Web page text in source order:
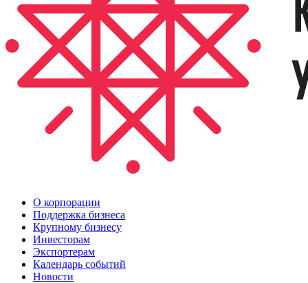
О корпорации
Поддержка бизнеса
Крупному бизнесу
Инвесторам
Экспортерам
Календарь событий
Новости